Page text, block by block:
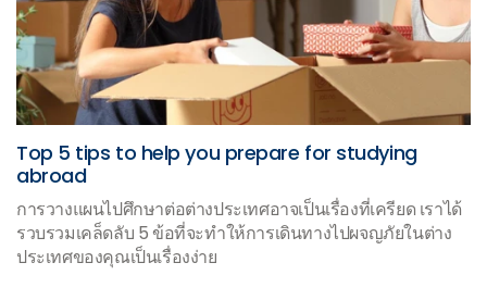
Top 5 tips to help you prepare for studying
abroad
การวางแผนไปศึกษาต่อต่างประเทศอาจเป็นเรื่องที่เครียด เราได้
รวบรวมเคล็ดลับ 5 ข้อที่จะทำให้การเดินทางไปผจญภัยในต่าง
ประเทศของคุณเป็นเรื่องง่าย